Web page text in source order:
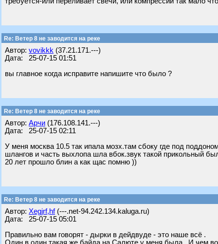
Re: Ветер 8 не заводится на реке
Автор: vovikkk (37.21.171.---)
Дата: 25-07-15 01:51
вы главное когда исправите напишите что было ?
Re: Ветер 8 не заводится на реке
Автор: Арчи (176.108.141.---)
Дата: 25-07-15 02:11
У меня москва 10.5 так ипала мозх.там сбоку где под
шлангов и часть выхлопа шла вбок.звук такой прикольный
20 лет прошло блин а как щас помню ))
Re: Ветер 8 не заводится на реке
Автор: Xegjrf,hf(---.net-94.242.134.kaluga.ru)
Дата: 25-07-15 05:01
Правильно вам говорят - дырки в дейдвуде - это наше всё .